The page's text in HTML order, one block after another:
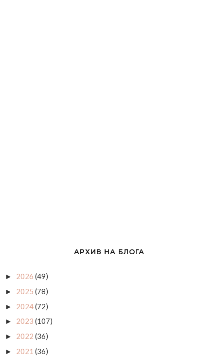
АРХИВ НА БЛОГА
► 2026 (49)
► 2025 (78)
► 2024(72)
► 2023 (107)
► 2022 (36)
► 2021 (36)